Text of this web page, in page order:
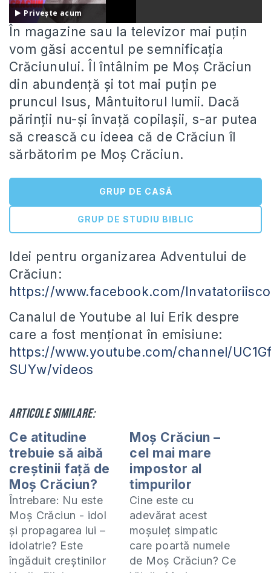
Privește acum
În magazine sau la televizor mai puțin
vom găsi accentul pe semnificația
Crăciunului. Îl întâlnim pe Moș Crăciun
din abundență și tot mai puțin pe
pruncul Isus, Mântuitorul lumii. Dacă
părinții nu-și învață copilașii, s-ar putea
să crească cu ideea că de Crăciun îl
sărbătorim pe Moș Crăciun.
GRUP DE CASĂ
GRUP DE STUDIU BIBLIC
Idei pentru organizarea Adventului de
Crăciun:
https://www.facebook.com/
Canalul de Youtube al lui Erik despre
care a fost menționat în emisiune:
https://www.youtube.com/channel/
SUYw/videos
Articole similare:
Ce atitudine
trebuie să aibă
creştinii faţă de
Moş Crăciun?
Întrebare: Nu este
Moş Crăciun - idol
şi propagarea lui –
idolatrie? Este
îngăduit creştinilor
Moş Crăciun –
cel mai mare
impostor al
timpurilor
Cine este cu
adevărat acest
moşuleţ simpatic
care poartă numele
de Moş Crăciun? Ce